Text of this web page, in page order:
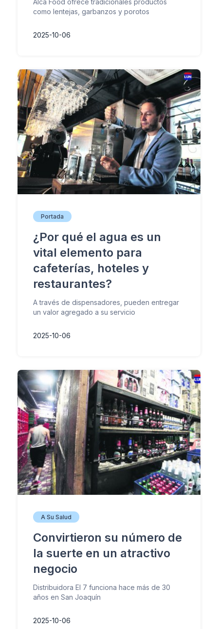
Alca Food ofrece tradicionales productos
como lentejas, garbanzos y porotos
2025-10-06
Portada
¿Por qué el agua es un
vital elemento para
cafeterías, hoteles y
restaurantes?
A través de dispensadores, pueden entregar
un valor agregado a su servicio
2025-10-06
A Su Salud
Convirtieron su número de
la suerte en un atractivo
negocio
Distribuidora El 7 funciona hace más de 30
años en San Joaquín
2025-10-06